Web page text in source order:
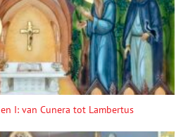
I: van Cunera tot Lambertus